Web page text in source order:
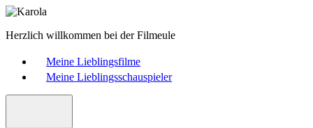
Herzlich willkommen bei der Filmeule
Meine Lieblingsfilme
Meine Lieblingsschauspieler